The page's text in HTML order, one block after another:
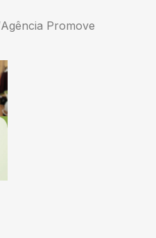
Promove